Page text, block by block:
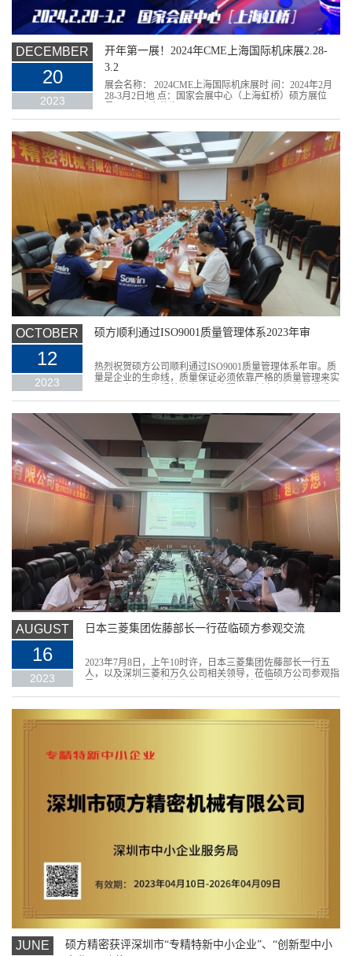
DECEMBER
20
2023
开年第一展！2024年CME上海国际机床展2.28-
3.2
展会名称： 2024CME上海国际机床展时 间：2024年2月
28-3月2日地 点：国家会展中心（上海虹桥）硕方展位
OCTOBER
12
2023
硕方顺利通过ISO9001质量管理体系2023年审
热烈祝贺硕方公司顺利通过ISO9001质量管理体系年审。质
量是企业的生命线，质量保证必须依靠严格的质量管理来实
AUGUST
16
2023
日本三菱集团佐藤部长一行莅临硕方参观交流
2023年7月8日，上午10时许，日本三菱集团佐藤部长一行五
人，以及深圳三菱和万久公司相关领导，莅临硕方公司参观指
JUNE
硕方精密获评深圳市“专精特新中小企业”、“创新型中小